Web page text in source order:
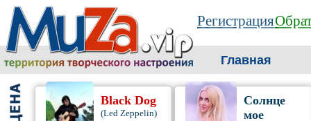
Регистрация
Главная
Black Dog
(Led Zeppelin)
Солнце
мое